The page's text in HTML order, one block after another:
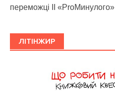
переможці ІІ «ProМинулого»
ЛІТІНЖИР